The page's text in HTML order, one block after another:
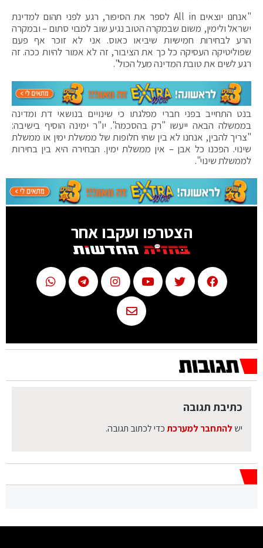
"אנחנו יוצאים All in לספר את הסיפור, רגע לפני תהום למדינת
ישראל ולימין, משום שבמקרה הטוב נגיע שוב למבוי סתום – ובמקרה
הרע לבחירות חמישיות שיביאו כאוס. אני לא זוכר אף פעם
שפוליטיקה העסיקה כל כך את הציבור, זה לא אמור להיות ככה. זה
רגע לשים את טובת המדינה מעל הכול".
בנט התחייב בפני חברי מפלגתו כי שינויים בנושאי דת ומדינה
בממשלה הבאה ייעשו "רק בהסכמה". יו"ר ימינה הוסיף בישיבה:
"צריך להבין, אנחנו לא בין שתי חלופות של ממשלת ימין או ממשלת
שינוי. הפכנו כל אבן – אין ממשלת ימין. הבחירה היא בין בחירות
לממשלת שינוי".
הצטרפו ועקבו אחר
כתיבת תגובה
יש להתחבר למערכתכדי לכתוב תגובה.